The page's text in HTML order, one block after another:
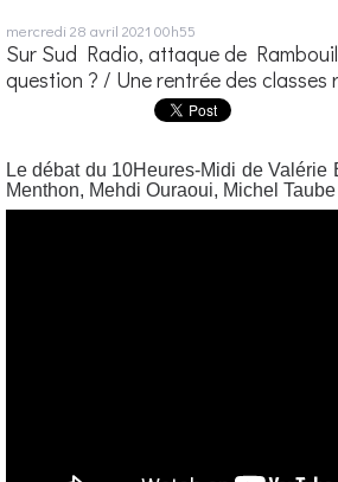
mercredi 28 avril 2021 00h55
Sur Sud Radio, attaque de
question ? / Une rentrée des classes
Le débat du 10Heures-Midi de Valérie
Menthon, Mehdi Ouraoui, Michel